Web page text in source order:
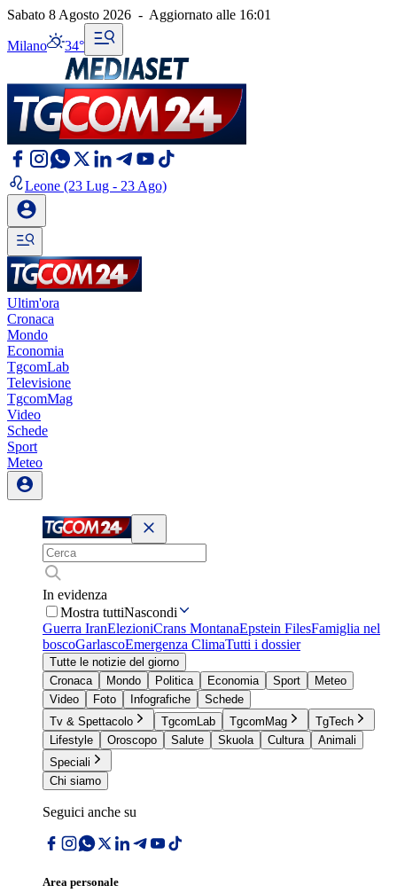
Sabato 8 Agosto 2026 - Aggiornato alle 16:01
Milano 34°
Leone (23 Lug - 23 Ago)
Ultim'ora
Cronaca
Mondo
Economia
TgcomLab
Televisione
TgcomMag
Video
Schede
Sport
Meteo
In evidenza
Mostra tuttiNascondi
Guerra IranElezioniCrans MontanaEpstein FilesFamiglia nel
boscoGarlascoEmergenza ClimaTutti i dossier
Tutte le notizie del giorno
Cronaca
Mondo Politica Economia Sport
Meteo
Video
Foto Infografiche
Schede
Tv & Spettacolo
TgcomLab TgcomMag
TgTech
Lifestyle
Oroscopo Salute Skuola Cultura
Animali
Speciali
Chi siamo
Seguici anche su
Area personale